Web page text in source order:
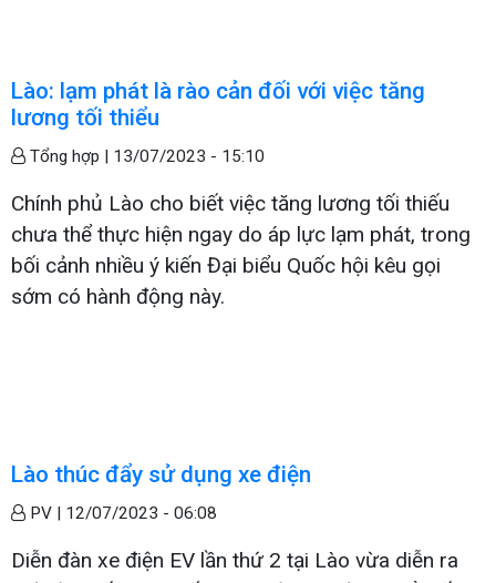
Lào: lạm phát là rào cản đối với việc tăng
lương tối thiểu
Tổng hợp | 13/07/2023 - 15:10
Chính phủ Lào cho biết việc tăng lương tối thiếu
chưa thể thực hiện ngay do áp lực lạm phát, trong
bối cảnh nhiều ý kiến Đại biểu Quốc hội kêu gọi
sớm có hành động này.
Lào thúc đẩy sử dụng xe điện
PV | 12/07/2023 - 06:08
Diễn đàn xe điện EV lần thứ 2 tại Lào vừa diễn ra